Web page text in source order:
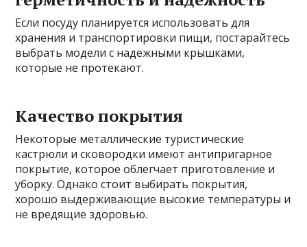
Если посуду планируется использовать для
хранения и транспортировки пищи, постарайтесь
выбрать модели с надежными крышками,
которые не протекают.
Качество покрытия
Некоторые металлические туристические
кастрюли и сковородки имеют антипригарное
покрытие, которое облегчает приготовление и
уборку. Однако стоит выбирать покрытия,
хорошо выдерживающие высокие температуры и
не вредящие здоровью.